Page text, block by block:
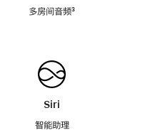
多房间音频脚
³
Siri
智能助理